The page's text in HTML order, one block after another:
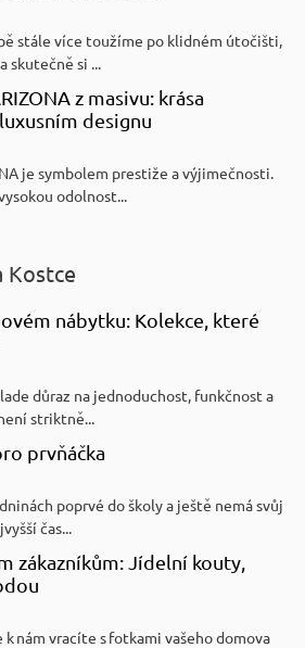
stále více toužíme po klidném útočišti,
skutečně si ...
z masivu: krása
designu
je symbolem prestiže a výjimečnosti.
odolnost...
Kostce
nábytku: Kolekce, které
důraz na jednoduchost, funkčnost a
striktně...
prvňáčka
poprvé do školy a ještě nemá svůj
čas...
zákazníkům: Jídelní kouty,
k nám vracíte s fotkami vašeho domova